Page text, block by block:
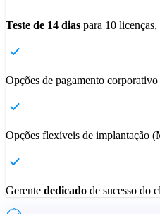
Teste de 14 dias para 10
Opções de pagamento corporativo
Opções flexíveis de implantação
Gerente dedicado de sucesso do